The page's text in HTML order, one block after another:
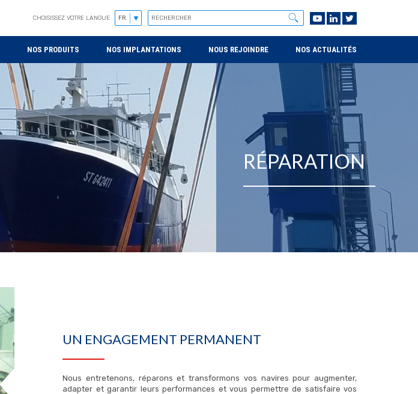
CHOISISSEZ VOTRE LANGUE
NOS PRODUITS NOS IMPLANTATIONS NOUS REJOINDRE NOS ACTUALITÉS
RÉPARATION
UN ENGAGEMENT PERMANENT
Nous entretenons, réparons et transformons vos navires pour augmenter,
adapter et garantir leurs performances et vous permettre de satisfaire vos